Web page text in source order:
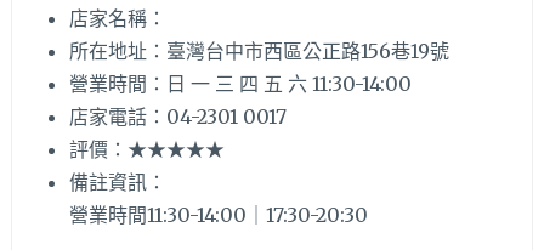
店家名稱：
所在地址：臺灣台中市西區公正路156巷19號
營業時間：日 一 三 四 五 六 11:30-14:00
店家電話：04-2301 0017
評價：★★★★★
備註資訊：
營業時間11:30-14:00｜17:30-20:30